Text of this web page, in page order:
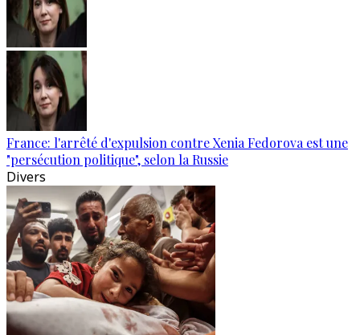
France: l'arrêté d'expulsion contre Xenia Fedorova est une
"persécution politique", selon la Russie
Divers